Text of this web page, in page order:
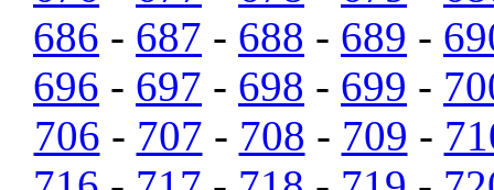
686 - 687 - 688 - 689 -
696 - 697 - 698 - 699 -
706 - 707 - 708 - 709 -